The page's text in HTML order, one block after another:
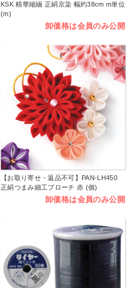
KSK 精華縮緬 正絹京染 幅約38cm m単位
(m)
卸価格は会員のみ公開
【お取り寄せ・返品不可】PAN-LH450
正絹つまみ細工ブローチ 赤 (個)
卸価格は会員のみ公開